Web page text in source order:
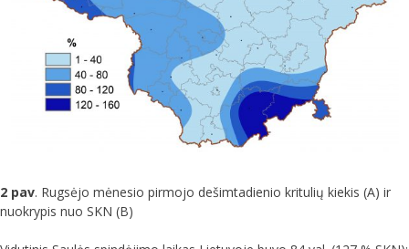
2 pav. Rugsėjo mėnesio pirmojo dešimtadienio kritulių kiekis (A) ir
nuokrypis nuo SKN (B)